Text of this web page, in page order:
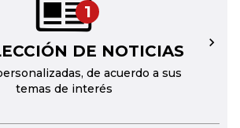
1
DE NOTICIAS
de acuerdo a sus
temas de interés
→